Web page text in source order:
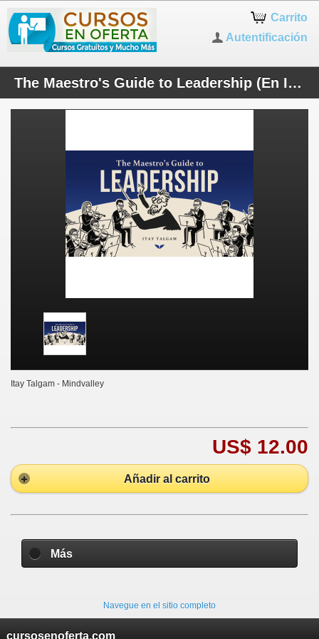
Carrito
Autentificación
The Maestro's Guide to Leadership (En Inglés)
Itay Talgam - Mindvalley
US$ 12.00
Añadir al carrito
Más
Navegue en el sitio completo
cursosenoferta.com